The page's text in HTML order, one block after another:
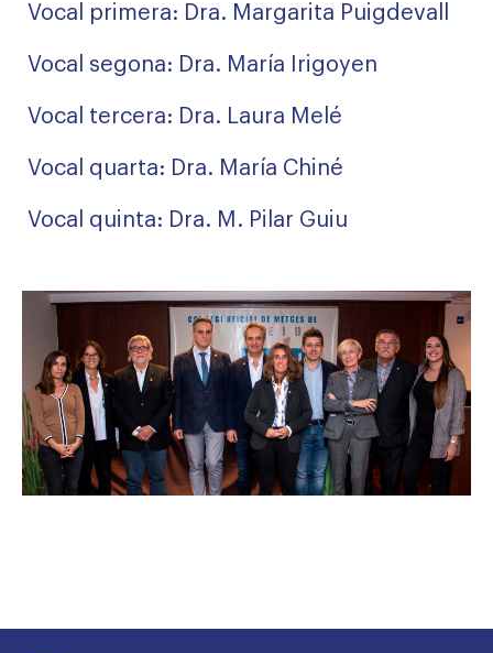
Vocal primera: Dra. Margarita Puigdevall
Vocal segona: Dra. María Irigoyen
Vocal tercera: Dra. Laura Melé
Vocal quarta: Dra. María Chiné
Vocal quinta: Dra. M. Pilar Guiu